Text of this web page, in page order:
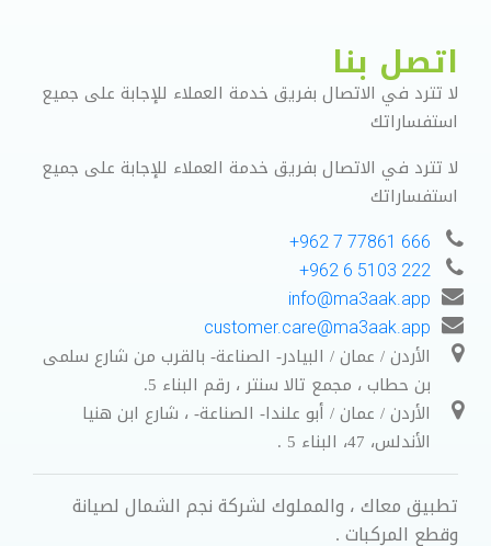
اتصل بنا
لا تترد في الاتصال بفريق خدمة العملاء للإجابة على جميع
استفساراتك
لا تترد في الاتصال بفريق خدمة العملاء للإجابة على جميع
استفساراتك
666 77861 7 962+
222 5103 6 962+
info@ma3aak.app
customer.care@ma3aak.app
الأردن / عمان / البيادر- الصناعة- بالقرب من شارع سلمى
بن حطاب ، مجمع تالا سنتر ، رقم البناء 5.
الأردن / عمان / أبو علندا- الصناعة- ، شارع ابن هنيا
الأندلس، 47، البناء 5 .
تطبيق معاك ، والمملوك لشركة نجم الشمال لصيانة
وقطع المركبات .